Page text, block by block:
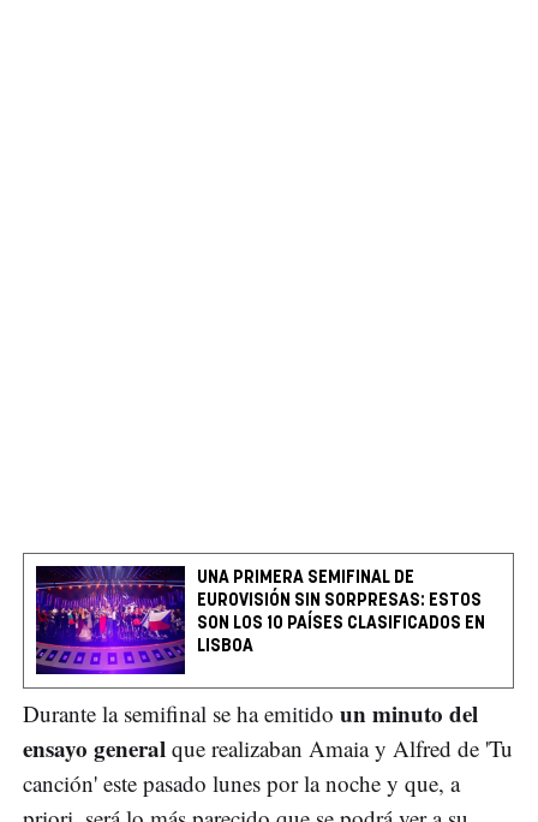
UNA PRIMERA SEMIFINAL DE
EUROVISIÓN SIN SORPRESAS: ESTOS
SON LOS 10 PAÍSES CLASIFICADOS EN
LISBOA
Durante la semifinal se ha emitido un minuto del
ensayo general que realizaban Amaia y Alfred de 'Tu
canción' este pasado lunes por la noche y que, a